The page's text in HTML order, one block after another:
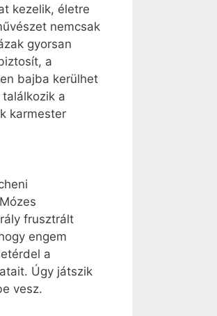
kezelik, életre
nemcsak
gyorsan
a
bajba kerülhet
a
karmester
frusztrált
engem
a
Úgy játszik
vesz.